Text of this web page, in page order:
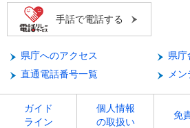
手話で電話する
県庁へのアクセス
県庁
直通電話番号一覧
メ
ガイド
ライン
個人情報
の取扱い
免